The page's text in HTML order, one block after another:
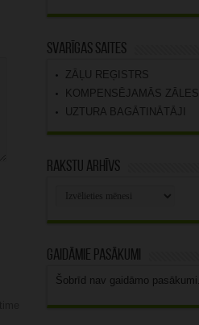
Svarīgas saites
ZĀĻU REĢISTRS
KOMPENSĒJAMĀS ZĀLES
UZTURA BAGĀTINĀTĀJI
Rakstu arhīvs
Gaidāmie pasākumi
Šobrīd nav gaidāmo pasākumi.